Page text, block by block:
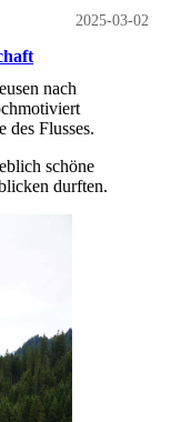
2025-03-02
nach
des Flusses.
schöne
durften.